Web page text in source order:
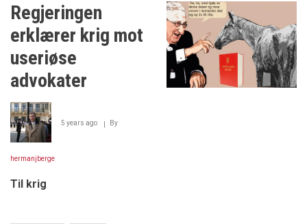
useriøse
advokater
Regjeringen
erklærer krig mot
useriøse
advokater
5 years ago By
hermanjberge
Til krig